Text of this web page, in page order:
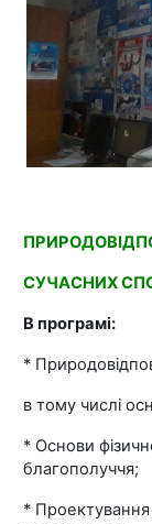
СУЧАСНИХ
В програмі:
*
в тому числі
* Основи
благополуччя;
*